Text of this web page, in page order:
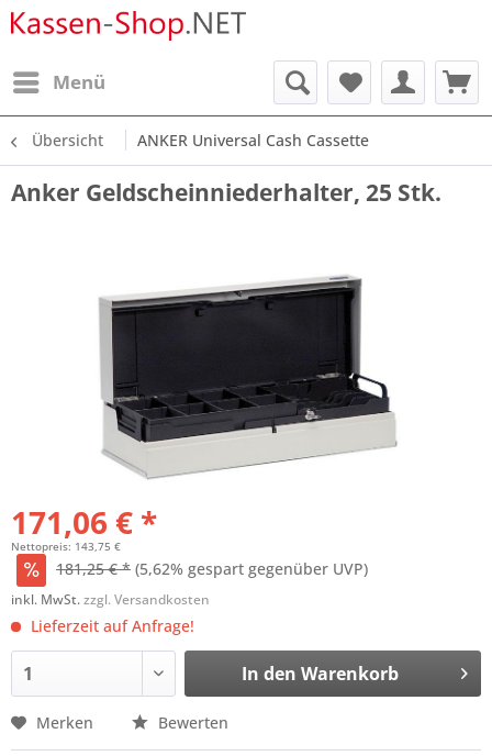
Menü
Übersicht ANKER Universal Cash Cassette
Anker Geldscheinniederhalter, 25 Stk.
171,06 € *
Nettopreis: 143,75 €
181,25 € * (5,62% gespart gegenüber UVP)
inkl. MwSt.zzgl. Versandkosten
Lieferzeit auf Anfrage!
In den Warenkorb
Merken Bewerten